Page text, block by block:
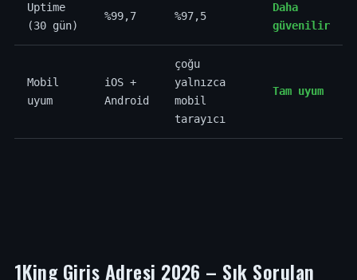
Uptime
(30 gün)
%99,7 %97,5
Daha
güvenilir
Mobil
uyum
iOS +
Android
çoğu
yalnızca
mobil
tarayıcı
Tam uyum
1King Giriş Adresi 2026 – Sık Sorulan